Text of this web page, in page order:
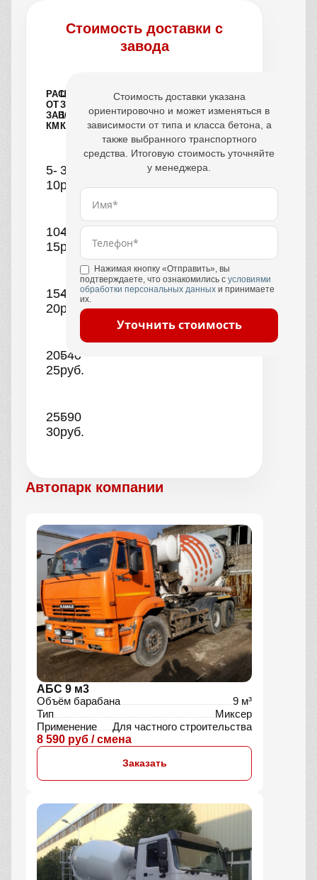
Стоимость доставки с
завода
РАССТОЯНИЕ
ОТ
ЗАВОДА,
КМ
ЦЕНА
ЗА
1
КУБ
5-
10
390
руб.
10-
15
440
руб.
15-
20
490
руб.
20-
25
540
руб.
25-
30
590
руб.
Стоимость доставки указана
ориентировочно и может изменяться в
зависимости от типа и класса бетона, а
также выбранного транспортного
средства. Итоговую стоимость уточняйте
у менеджера.
Нажимая кнопку «Отправить», вы
подтверждаете, что ознакомились с условиями
обработки персональных данных и принимаете
их.
Уточнить стоимость
Автопарк компании
АБС 9 м3
Объём барабана
9 м³
Тип
Миксер
Применение
Для частного строительства
8 590 руб / смена
Заказать